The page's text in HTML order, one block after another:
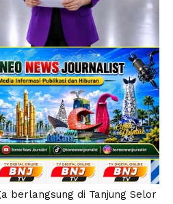
berlangsung di Tanjung Selor